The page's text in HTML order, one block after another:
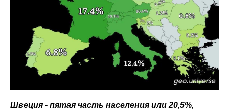
Швеция - пятая часть населения или 20,5%,